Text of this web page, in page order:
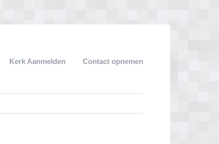
Kerk Aanmelden Contact opnemen